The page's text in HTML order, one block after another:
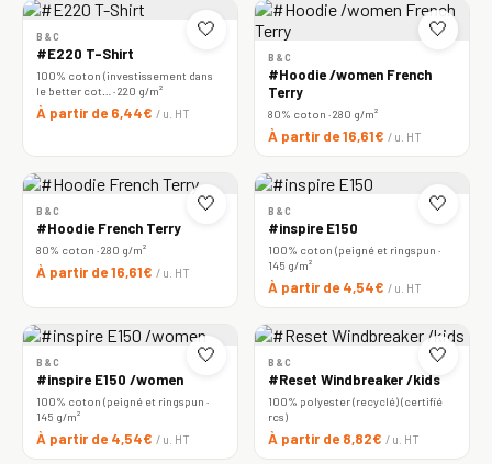
🤍
B&C
#E220 T-Shirt
100% coton (investissement dans
le better cot… · 220 g/m²
À partir de 6,44€ / u. HT
🤍
B&C
#Hoodie /women French
Terry
80% coton · 280 g/m²
À partir de 16,61€ / u. HT
🤍
B&C
#Hoodie French Terry
80% coton · 280 g/m²
À partir de 16,61€ / u. HT
🤍
B&C
#inspire E150
100% coton (peigné et ringspun ·
145 g/m²
À partir de 4,54€ / u. HT
🤍
B&C
#inspire E150 /women
100% coton (peigné et ringspun ·
145 g/m²
À partir de 4,54€ / u. HT
🤍
B&C
#Reset Windbreaker /kids
100% polyester (recyclé) (certifié
rcs)
À partir de 8,82€ / u. HT